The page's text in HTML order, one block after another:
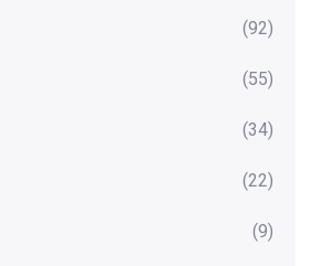
(92)
(55)
(34)
(22)
(9)